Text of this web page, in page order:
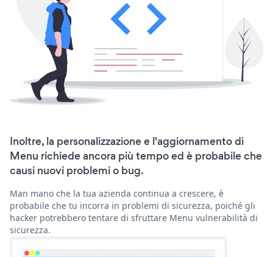
Inoltre, la personalizzazione e l'aggiornamento di
Menu richiede ancora più tempo ed è probabile che
causi nuovi problemi o bug.
Man mano che la tua azienda continua a crescere, è
probabile che tu incorra in problemi di sicurezza, poiché gli
hacker potrebbero tentare di sfruttare Menu vulnerabilità di
sicurezza.